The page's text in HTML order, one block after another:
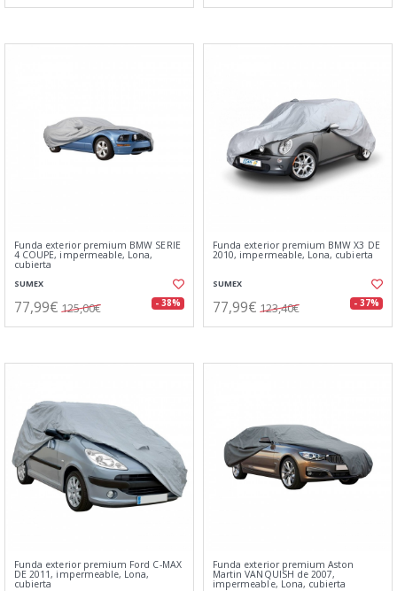
Funda exterior premium BMW SERIE
4 COUPE, impermeable, Lona,
cubierta
SUMEX
77,99€ 125,00€ - 38%
Funda exterior premium BMW X3 DE
2010, impermeable, Lona, cubierta
SUMEX
77,99€ 123,40€ - 37%
Funda exterior premium Ford C-MAX
DE 2011, impermeable, Lona,
cubierta
Funda exterior premium Aston
Martin VANQUISH de 2007,
impermeable, Lona, cubierta